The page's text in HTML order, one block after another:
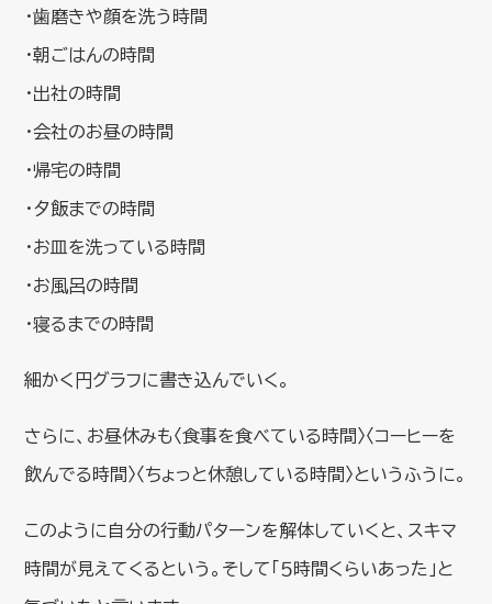
・歯磨きや顔を洗う時間
・朝ごはんの時間
・出社の時間
・会社のお昼の時間
・帰宅の時間
・夕飯までの時間
・お皿を洗っている時間
・お風呂の時間
・寝るまでの時間
細かく円グラフに書き込んでいく。
さらに、お昼休みも〈食事を食べている時間〉〈コーヒーを
飲んでる時間〉〈ちょっと休憩している時間〉というふうに。
このように自分の行動パターンを解体していくと、スキマ
時間が見えてくるという。そして「５時間くらいあった」と